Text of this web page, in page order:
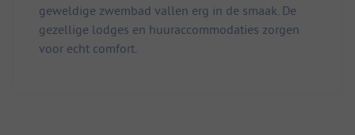
geweldige zwembad vallen erg in de smaak. De
gezellige lodges en huuraccommodaties zorgen
voor echt comfort.